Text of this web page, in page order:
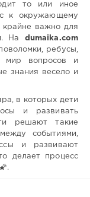
то или иное
к окружающему
крайне важно для
На dumaika.com
ребусы,
мир вопросов и
знания весело и
в которых дети
и развивать
решают такие
событиями,
и развивают
делает процесс